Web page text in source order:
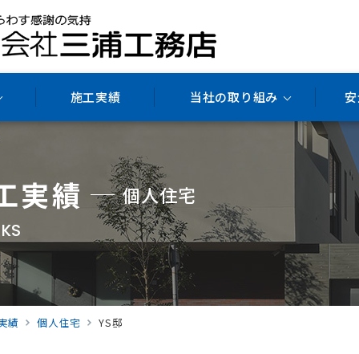
施工実績 当社の取り組み
実績 個人住宅
績 個人住宅 YS邸